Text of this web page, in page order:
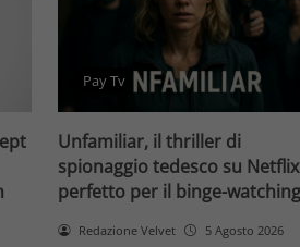
Pay Tv
Unfamiliar, il thriller di
spionaggio tedesco su Netflix
perfetto per il binge-watching
Redazione Velvet 5 Agosto 2026